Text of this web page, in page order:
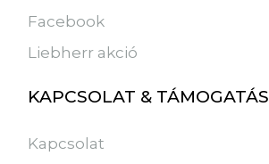
Facebook
Liebherr akció
KAPCSOLAT & TÁMOGATÁS
Kapcsolat